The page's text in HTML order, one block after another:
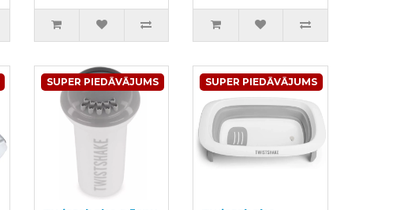
SUPER PIEDĀVĀJUMS SUPER PIEDĀVĀJUMS